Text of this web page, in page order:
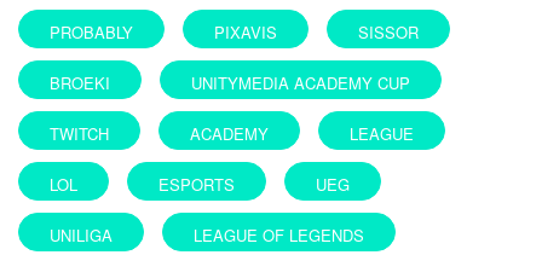
PROBABLY PIXAVIS SISSOR
BROEKI UNITYMEDIA ACADEMY CUP
TWITCH ACADEMY LEAGUE
LOL ESPORTS UEG
UNILIGA LEAGUE OF LEGENDS